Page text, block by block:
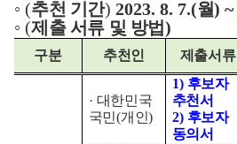
◦ (추천 기간) 2023. 8. 7.(월) ~
◦ (제출 서류 및 방법)
구분 추천인 제출서류
· 대한민국
국민(개인)
1) 후보자
추천서
2) 후보자
동의서